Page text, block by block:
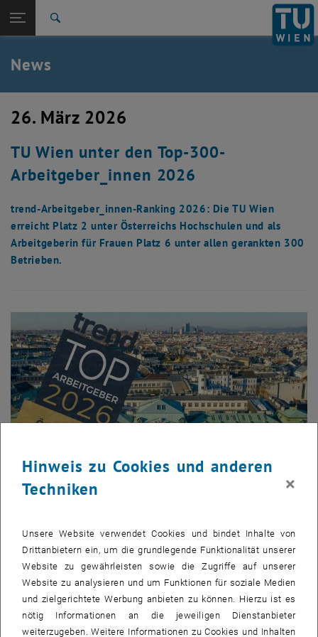
TU Login
Quicklinks
Quicklinks-Menü umschalten
Studium
Zurück: Subseiten von Aktuelles auflisten
Zurück zur letzten Ebene:
Aktuelles
News
News
26. März 2026
TU Wien unter den Top-300-
Arbeitgeber_innen 2026
trend-Arbeitgeber_innen-Ranking 2026: Die TU Wien
erreicht Platz 2 unter Österreichs Hochschulen und als
Arbeitgeberin für Frauen Platz 6 unter allen gerankten 300
Betrieben.
© TU Wien/M. Heisler
Auch im Jahr 2026 zählt die TU Wien zu den 300 attraktivsten
Arbeitgeber_innen des Landes. Das zeigt das aktuelle Trend-
Ranking 2026, das mit Daten der Arbeitgeber_innen-
Bewertungsplattform kununu und Statista zusammengestellt
Hinweis zu Cookies und anderen
Techniken
×
Unsere Website verwendet Cookies und bindet Inhalte von
Drittanbietern ein, um die grundlegende Funktionalität unserer
Website zu gewährleisten sowie die Zugriffe auf unserer
Website zu analysieren und um Funktionen für soziale Medien
und zielgerichtete Werbung anbieten zu können. Hierzu ist es
nötig Informationen an die jeweiligen Dienstanbieter
weiterzugeben. Weitere Informationen zu Cookies und Inhalten